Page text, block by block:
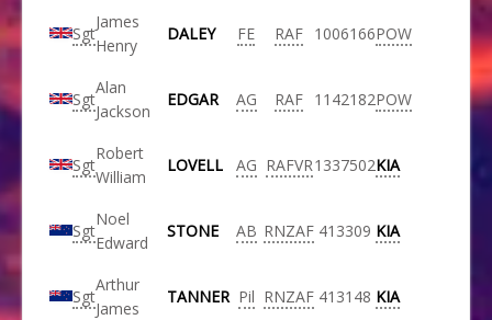
Sgt
James
Henry
DALEY FE RAF 1006166POW
Sgt
Alan
Jackson
EDGAR AG RAF 1142182POW
Sgt
Robert
William
LOVELL AG RAFVR1337502KIA
Sgt
Noel
Edward
STONE AB RNZAF 413309 KIA
Sgt
Arthur
James
TANNER Pil RNZAF 413148 KIA